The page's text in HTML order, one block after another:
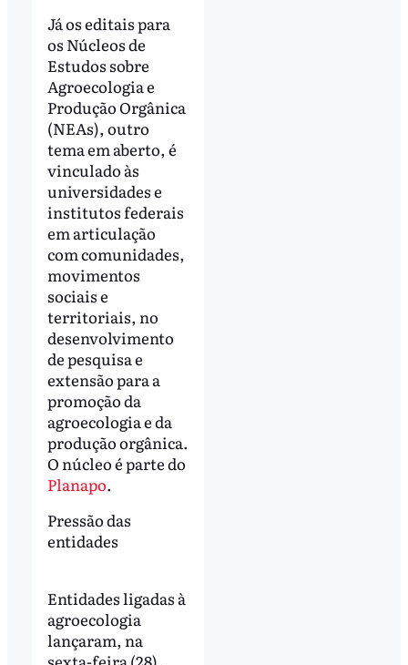
Já os editais para
os Núcleos de
Estudos sobre
Agroecologia e
Produção Orgânica
(NEAs), outro
tema em aberto, é
vinculado às
universidades e
institutos federais
em articulação
com comunidades,
movimentos
sociais e
territoriais, no
desenvolvimento
de pesquisa e
extensão para a
promoção da
agroecologia e da
produção orgânica.
O núcleo é parte do
Planapo.
Pressão das
entidades
Entidades ligadas à
agroecologia
lançaram, na